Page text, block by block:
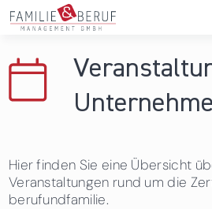
Direkt zum Inhalt
Persönliche Vereinbarkeit
Das sind wir
Hier finden Sie eine Übersicht
Veranstaltungen rund um die
berufundfamilie.